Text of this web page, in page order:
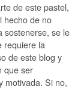
de este pastel,
hecho de no
sostenerse, se le
requiere la
de este blog y
que ser
motivada. Si no,